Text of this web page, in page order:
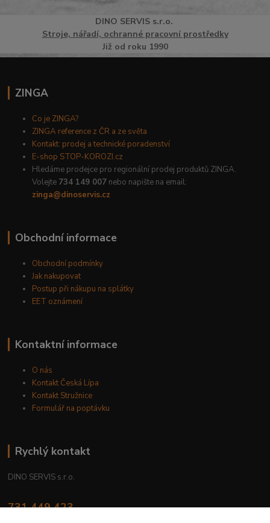
DINO SERVISs.r.o.
Stroje, nářadí, ochranné pracovní prostředky
Již od roku 1990
ZINGA
Co je ZINGA?
ZINGA reference z ČR a ze světa
Kontakt: prodej a technické poradenství
E-shop STOP-KOROZI.cz
Hledáme prodejce pro regionální prodej produktů ZINGA.
Volejte 734 149 007 nebo napište na email:
zinga@dinoservis.cz
Obchodní informace
Obchodní podmínky
Jak nakupovat
Postup při nákupu na splátky
EET oznámení
Kontaktní informace
O nás
Kontakt Česká Lípa
Kontakt Stružnice
Formulář na poptávku
Rychlý kontakt
DINO SERVIS s.r.o.
731 449 423